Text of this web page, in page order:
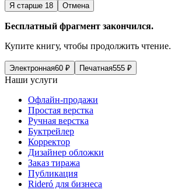
Я старше 18 Отмена
Бесплатный фрагмент закончился.
Купите книгу, чтобы продолжить чтение.
Электронная60 ₽ Печатная555 ₽
Наши услуги
Офлайн-продажи
Простая верстка
Ручная верстка
Буктрейлер
Корректор
Дизайнер обложки
Заказ тиража
Публикация
Rideró для бизнеса